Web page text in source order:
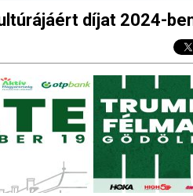
díjat 2024-